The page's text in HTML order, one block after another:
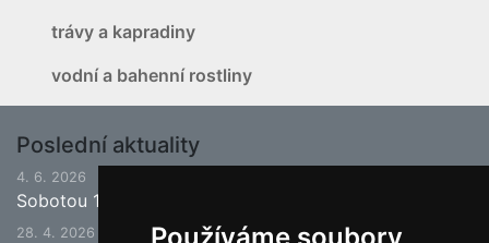
trávy a kapradiny
vodní a bahenní rostliny
Poslední aktuality
4. 6. 2026
Sobotou 13.6.2026 bude ukončena jarní sezona.
28. 4. 2026